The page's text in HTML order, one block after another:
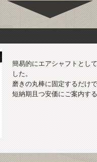
簡易的にエアシャフトとし
した。
磨きの丸棒に固定するだけ
短納期且つ安価にご案内す